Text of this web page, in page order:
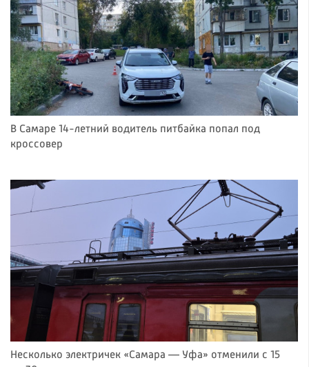
В Самаре 14-летний водитель питбайка попал под
кроссовер
Несколько электричек «Самара — Уфа» отменили с 15